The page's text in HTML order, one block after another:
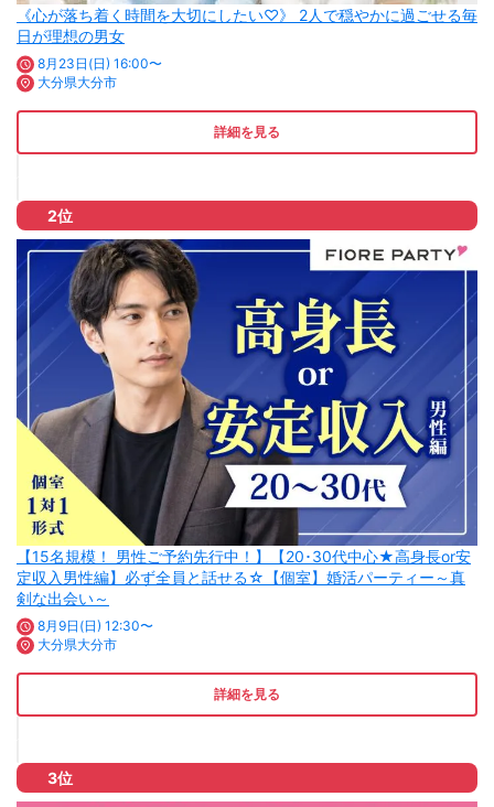
《心が落ち着く時間を大切にしたい♡》 2人で穏やかに過ごせる毎
日が理想の男女
8月23日(日) 16:00〜
大分県大分市
詳細を見る
2位
【15名規模！ 男性ご予約先行中！】【20･30代中心★高身長or安
定収入男性編】必ず全員と話せる☆【個室】婚活パーティー～真
剣な出会い～
8月9日(日) 12:30〜
大分県大分市
詳細を見る
3位